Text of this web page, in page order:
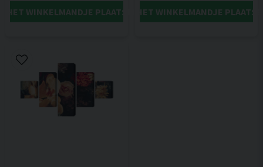
HET WINKELMANDJE PLAATSENIN HET WINKELMANDJE